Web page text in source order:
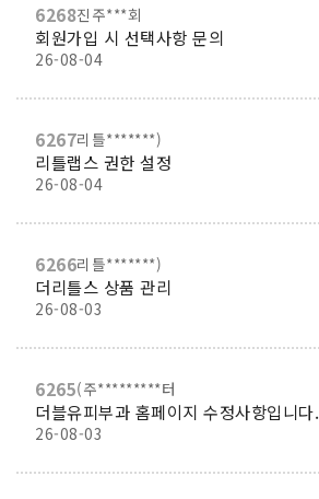
6268진주***회
회원가입 시 선택사항 문의
26-08-04
6267리틀*******)
리틀랩스 권한 설정
26-08-04
6266리틀*******)
더리틀스 상품 관리
26-08-03
6265(주*********터
더블유피부과 홈페이지 수정사항입니다.
26-08-03